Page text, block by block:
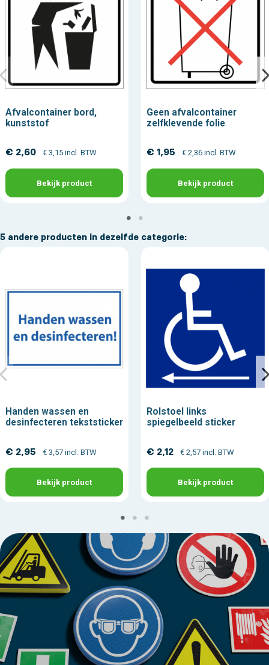
Afvalcontainer bord,
kunststof
€ 2,60 € 3,15 incl. BTW
Bekijk product
Geen afvalcontainer
zelfklevende folie
€ 1,95 € 2,36 incl. BTW
Bekijk product
5 andere producten in dezelfde categorie:
Handen wassen en
desinfecteren tekststicker
€ 2,95 € 3,57 incl. BTW
Bekijk product
Rolstoel links
spiegelbeeld sticker
€ 2,12 € 2,57 incl. BTW
Bekijk product